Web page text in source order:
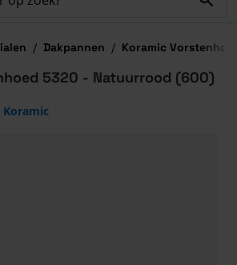
/ Dakpannen / Koramic
5320 - Natuurrood (600)